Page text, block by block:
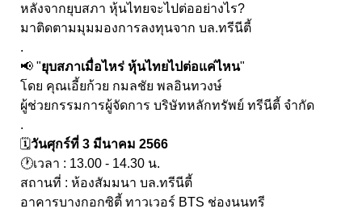
หลังจากยุบสภา หุ้นไทยจะไปต่ออย่างไร?
มาติดตามมุมมองการลงทุนจาก บล.ทรีนีตี้
.
📢 "ยุบสภาเมื่อไหร่ หุ้นไทยไปต่อแค่ไหน"
โดย คุณเอี้ยก้วย กมลชัย พลอินทวงษ์
ผู้ช่วยกรรมการผู้จัดการ บริษัทหลักทรัพย์ ทรีนีตี้ จำกัด
.
🗓️วันศุกร์ที่ 3 มีนาคม 2566
🕐เวลา : 13.00 - 14.30 น.
สถานที่ : ห้องสัมมนา บล.ทรีนีตี้
อาคารบางกอกซิตี้ ทาวเวอร์ BTS ช่องนนทรี